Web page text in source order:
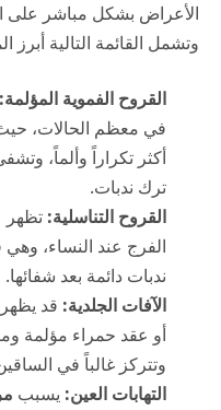
الأعراض بشكل مباشر على
وتشمل القائمة التالية أبرز
القروح الفموية المؤلمة:
في معظم الحالات، حيث
ترك ندبات.
القروح التناسلية: تظهر
الفرج عند النساء،
ندبات دائمة بعد شفائها.
الآفات الجلدية: قد
أو عقد حمراء مؤلمة
وتتركز غالباً في
التهابات العين: يسبب